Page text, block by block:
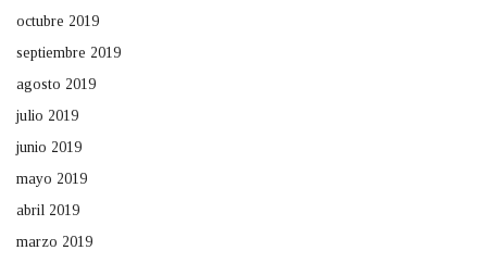
octubre 2019
septiembre 2019
agosto 2019
julio 2019
junio 2019
mayo 2019
abril 2019
marzo 2019